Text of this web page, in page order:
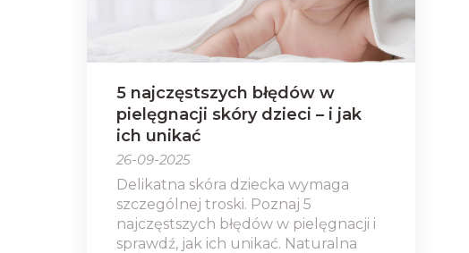
5 najczęstszych błędów w
pielęgnacji skóry dzieci – i jak
ich unikać
26-09-2025
Delikatna skóra dziecka wymaga
szczególnej troski. Poznaj 5
najczęstszych błędów w pielęgnacji i
sprawdź, jak ich unikać. Naturalna